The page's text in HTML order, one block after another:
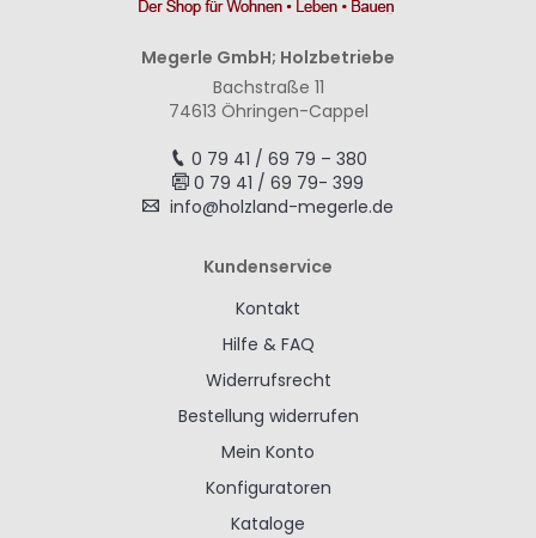
Megerle GmbH; Holzbetriebe
Bachstraße 11
74613 Öhringen-Cappel
0 79 41 / 69 79 – 380
0 79 41 / 69 79- 399
info@holzland-megerle.de
Kundenservice
Kontakt
Hilfe & FAQ
Widerrufsrecht
Bestellung widerrufen
Mein Konto
Konfiguratoren
Kataloge